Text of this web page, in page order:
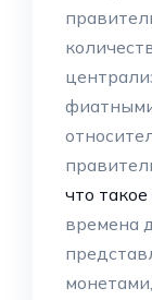
что
времена